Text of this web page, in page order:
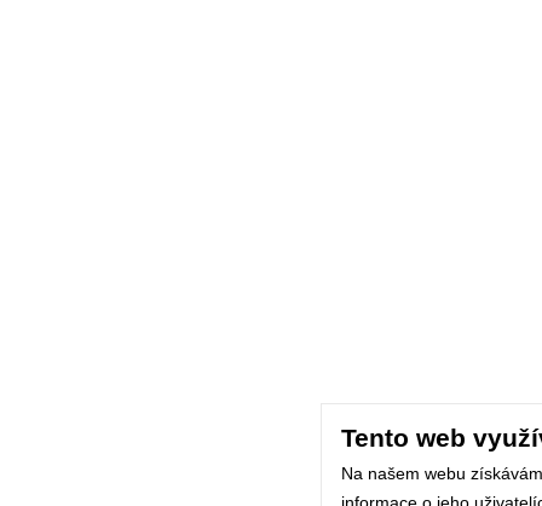
Tento web
Na našem webu